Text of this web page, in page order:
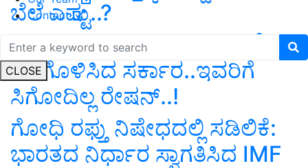
Contact
CLOSE
ಬೆಲೆ ಎಷ್ಟು..?
Ration Card Update: ಕುಣಿಕೆ
ಬಿಗಿಗೊಳಿಸಿದ ಸರ್ಕಾರ..ಇವರಿಗೆ
ಸಿಗೋದಿಲ್ಲ ರೇಷನ್‌..!
ಗೋಧಿ ರಫ್ತು ನಿಷೇಧದಲ್ಲಿ ಸಡಿಲಿಕೆ:
ಭಾರತದ ನಿರ್ಧಾರ ಸ್ವಾಗತಿಸಿದ IMF